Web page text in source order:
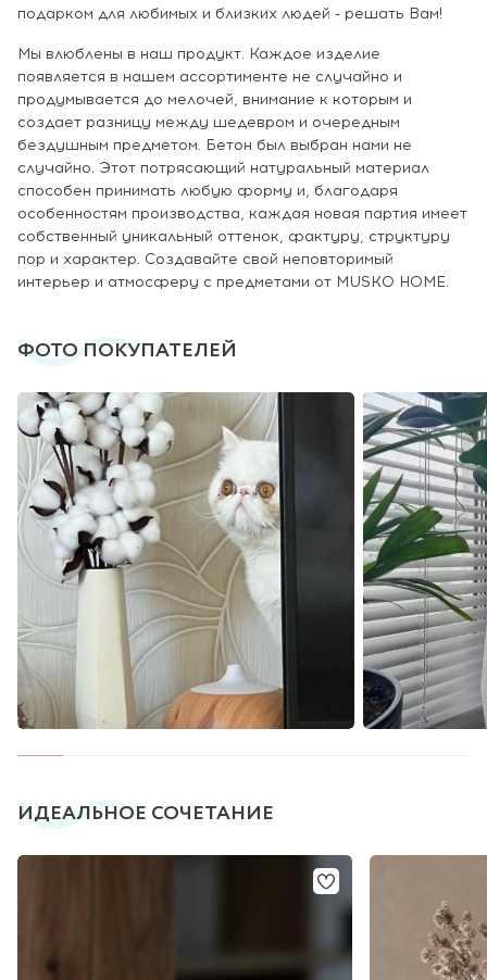
подарком для любимых и близких людей - решать Вам!
Мы влюблены в наш продукт. Каждое изделие
появляется в нашем ассортименте не случайно и
продумывается до мелочей, внимание к которым и
создает разницу между шедевром и очередным
бездушным предметом. Бетон был выбран нами не
случайно. Этот потрясающий натуральный материал
способен принимать любую форму и, благодаря
особенностям производства, каждая новая партия имеет
собственный уникальный оттенок, фактуру, структуру
пор и характер. Создавайте свой неповторимый
интерьер и атмосферу с предметами от MUSKO HOME.
ФОТО ПОКУПАТЕЛЕЙ
ИДЕАЛЬНОЕ СОЧЕТАНИЕ